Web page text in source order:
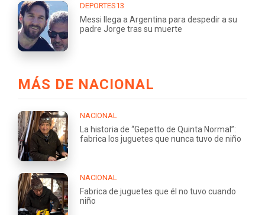
DEPORTES13
Messi llega a Argentina para despedir a su
padre Jorge tras su muerte
MÁS DE NACIONAL
NACIONAL
La historia de “Gepetto de Quinta Normal”:
fabrica los juguetes que nunca tuvo de niño
NACIONAL
Fabrica de juguetes que él no tuvo cuando
niño